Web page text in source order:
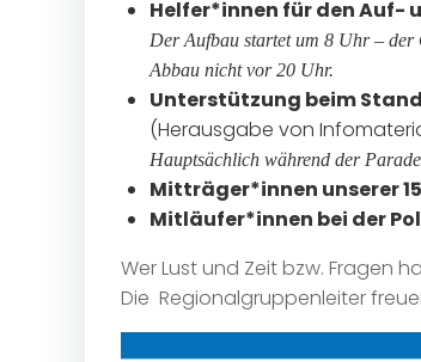
Helfer*innen für den Auf-
Der Aufbau startet um 8 Uhr – der
Abbau nicht vor 20 Uhr.
Unterstützung beim
(Herausgabe von
Hauptsächlich während der
Mitträger*innen unserer
Mitläufer*innen bei der
Wer Lust und Zeit bzw. Fragen
Die Regionalgruppenleiter